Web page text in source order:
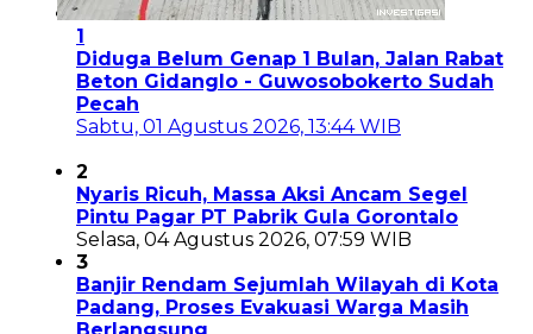
1
Diduga Belum Genap 1 Bulan, Jalan Rabat
Beton Gidanglo - Guwosobokerto Sudah
Pecah
Sabtu, 01 Agustus 2026, 13:44 WIB
2
Nyaris Ricuh, Massa Aksi Ancam Segel
Pintu Pagar PT Pabrik Gula Gorontalo
Selasa, 04 Agustus 2026, 07:59 WIB
3
Banjir Rendam Sejumlah Wilayah di Kota
Padang, Proses Evakuasi Warga Masih